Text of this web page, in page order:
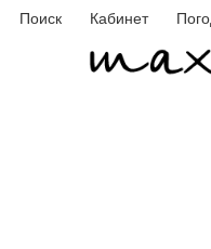
Поиск Кабинет